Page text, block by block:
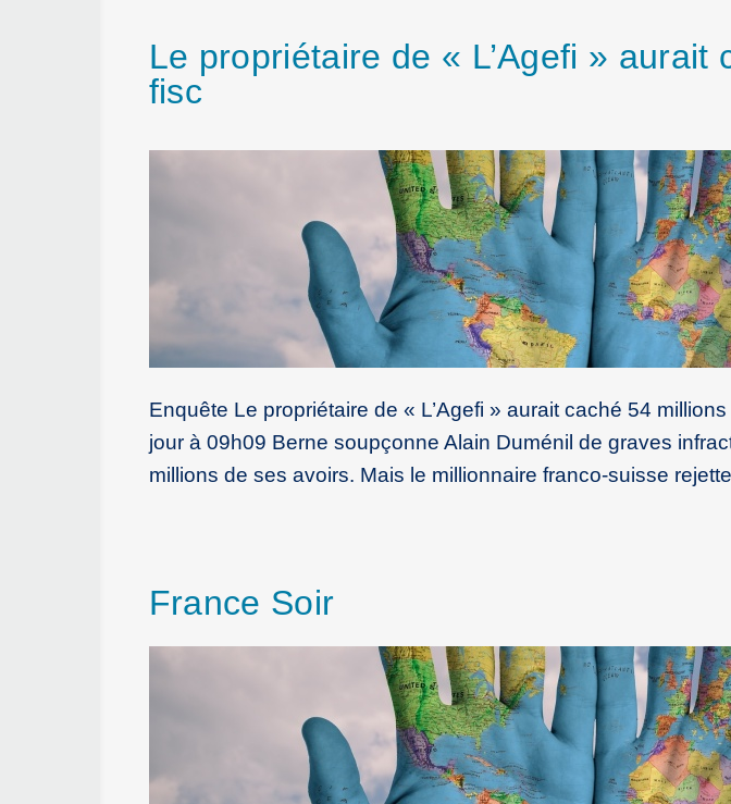
Le propriétaire de « L’Agefi » aurait
fisc
Enquête Le propriétaire de « L’Agefi » aurait caché 54
jour à 09h09 Berne soupçonne Alain Duménil de graves
millions de ses avoirs. Mais le millionnaire franco-suisse
France Soir